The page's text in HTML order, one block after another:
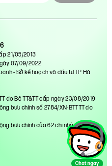
Chat ngay
21/05/2013
07/09/2022
- Sở kế hoạch và đầu tư TP Hà
do Bộ TT&TT cấp ngày 23/08/2019
bưu chính số 2784/XN-BTTTT do
bưu chính của 62 chi nhánh trên